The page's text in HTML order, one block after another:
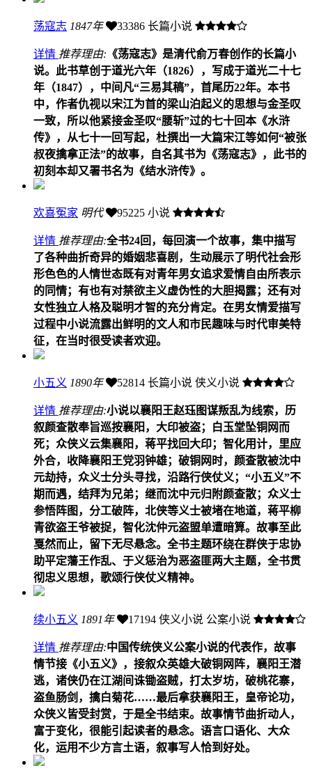
荡寇志 1847年 33386 长篇小说
详情 推荐理由: 《荡寇志》是清代俞万春创作的长篇小
说。此书草创于道光六年（1826），写成于道光二十七
年（1847），中间凡“三易其稿”，首尾历22年。本书
中，作者仇视以宋江为首的梁山泊起义的思想与金圣叹
一致，所以他紧接金圣叹“腰斩”过的七十回本《水浒
传》，从七十一回写起，杜撰出一大篇宋江等如何“被张
叔夜擒拿正法”的故事，自名其书为《荡寇志》，此书的
初刻本却又署书名为《结水浒传》。
欢喜冤家 明代 95225 小说
详情 推荐理由:全书24回，每回演一个故事，集中描写
了各种曲折奇异的婚姻悲喜剧，生动展示了明代社会形
形色色的人情世态既有对青年男女追求爱情自由所表示
的同情；有也有对禁欲主义虚伪性的大胆揭露；还有对
女性独立人格及聪明才智的充分肯定。在男女情爱描写
过程中小说流露出鲜明的文人和市民趣味与时代审美特
征，在当时很受读者欢迎。
小五义 1890年 52814 长篇小说 侠义小说
详情 推荐理由:小说以襄阳王赵珏图谋叛乱为线索，历
叙颜查散奉旨巡按襄阳，大印被盗；白玉堂坠铜网而
死；众侠义云集襄阳，蒋平找回大印；智化用计，里应
外合，收降襄阳王党羽钟雄；破铜网时，颜查散被沈中
元劫持，众义士分头寻找，沿路行侠仗义；“小五义”不
期而遇，结拜为兄弟；继而沈中元归附颜查散；众义士
参悟阵图，分工破阵，北侠等义士被堵在地道，蒋平柳
青欲盗王爷被捉，智化沈仲元盗盟单遭暗算。故事至此
戛然而止，留下无尽悬念。全书主题环绕在群侠于忠协
助平定藩王作乱、于义惩治为恶盗匪两大主题，全书贯
彻忠义思想，歌颂行侠仗义精神。
续小五义 1891年 17194 侠义小说 公案小说
详情 推荐理由:中国传统侠义公案小说的代表作，故事
情节接《小五义》，接叙众英雄大破铜网阵，襄阳王潜
逃，诸侠仍在江湖间诛锄盗贼，打太岁坊，破桃花寨，
盗鱼肠剑，擒白菊花……最后拿获襄阳王，皇帝论功，
众侠义皆受封赏，于是全书结束。故事情节曲折动人，
富于变化，很能引起读者的悬念。语言口语化、大众
化，运用不少方言土语，叙事写人恰到好处。